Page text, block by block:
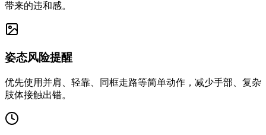
带来的违和感。
姿态风险提醒
优先使用并肩、轻靠、同框走路等简单动作，减少手部、复杂
肢体接触出错。